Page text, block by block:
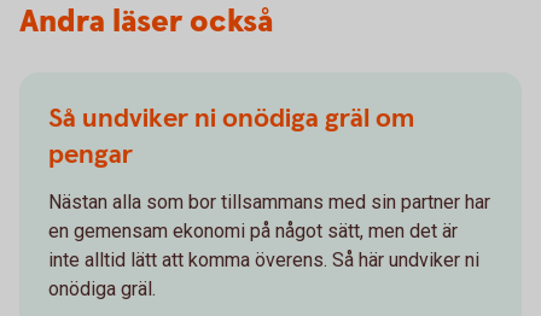
Andra läser också
Så undviker ni onödiga gräl om
pengar
Nästan alla som bor tillsammans med sin partner har
en gemensam ekonomi på något sätt, men det är
inte alltid lätt att komma överens. Så här undviker ni
onödiga gräl.